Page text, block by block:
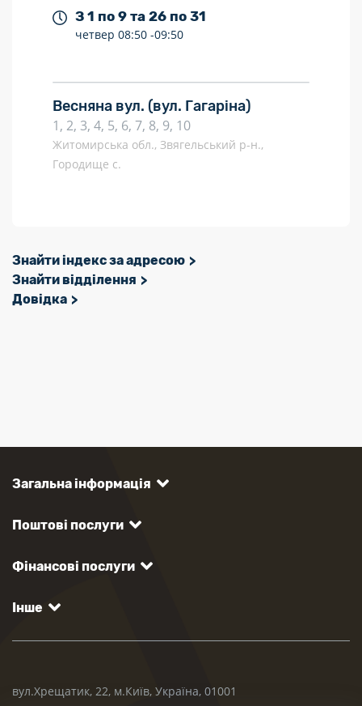
З 1 по 9 та 26 по 31
четвер 08:50 -09:50
Весняна вул. (вул. Гагаріна)
1, 2, 3, 4, 5, 6, 7, 8, 9, 10
Житомирська обл., Звягельський р-н.,
Городище с.
Знайти індекс за адресою
Знайти відділення
Довідка
Загальна інформація
Поштові послуги
Фінансові послуги
Інше
вул.Хрещатик, 22, м.Київ, Україна, 01001